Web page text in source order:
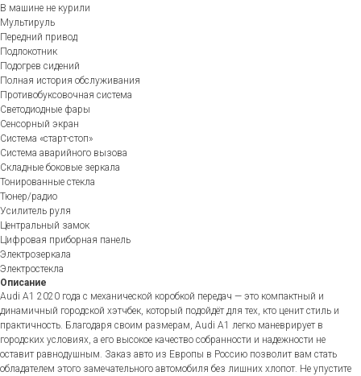
В машине не курили
Мультируль
Передний привод
Подлокотник
Подогрев сидений
Полная история обслуживания
Противобуксовочная система
Светодиодные фары
Сенсорный экран
Система «старт-стоп»
Система аварийного вызова
Складные боковые зеркала
Тонированные стекла
Тюнер/радио
Усилитель руля
Центральный замок
Цифровая приборная панель
Электрозеркала
Электростекла
Описание
Audi A1 2020 года с механической коробкой передач — это компактный и
динамичный городской хэтчбек, который подойдёт для тех, кто ценит стиль и
практичность. Благодаря своим размерам, Audi A1 легко маневрирует в
городских условиях, а его высокое качество собранности и надежности не
оставит равнодушным. Заказ авто из Европы в Россию позволит вам стать
обладателем этого замечательного автомобиля без лишних хлопот. Не упустите